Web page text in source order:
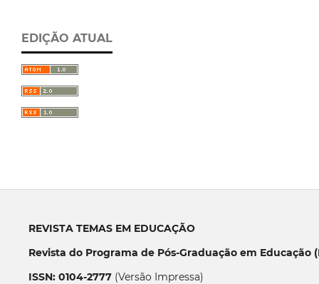
EDIÇÃO ATUAL
REVISTA TEMAS EM EDUCAÇÃO
Revista do Programa de Pós-Graduação em Educação
ISSN: 0104-2777(Versão Impressa)